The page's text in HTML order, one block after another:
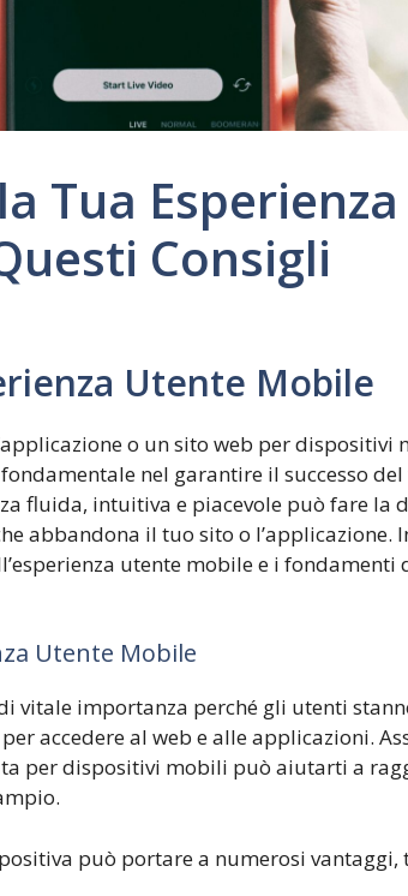
Tua
Consigli
Utente Mobile
o un sito web per dispositivi
nel garantire il successo
fluida, intuitiva e piacevole può fare la
abbandona il tuo sito o l’applicazione.
utente mobile e i fondamenti
Utente Mobile
vitale importanza perché gli utenti
accedere al web e alle applicazioni.
per dispositivi mobili può aiutarti a
può portare a numerosi vantaggi,